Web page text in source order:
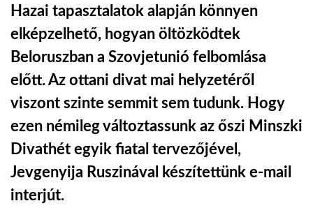
HÍR3D
TROPICALMAGAZIN
GLOBOTV
Hazai tapasztalatok alapján könnyen
elképzelhető, hogyan öltözködtek
Beloruszban a Szovjetunió felbomlása
előtt. Az ottani divat mai helyzetéről
viszont szinte semmit sem tudunk. Hogy
ezen némileg változtassunk az őszi Minszki
Divathét egyik fiatal tervezőjével,
Jevgenyija Ruszinával készítettünk e-mail
interjút.